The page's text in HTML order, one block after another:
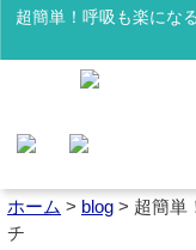
超簡単！呼吸も楽にな
ホーム > blog > 超簡単
チ